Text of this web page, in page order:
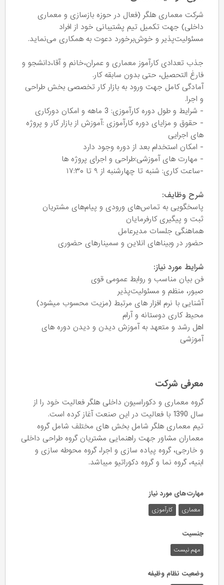
شرکت معماری هلگر (فعال در حوزه بازسازی و معماری
داخلی) جهت تکمیل تیم پشتیبانی خود از افراد
مسئولیت‌پذیر و خوش‌برخورد دعوت به همکاری می‌نماید.
جذب تعدادی کارآموز معماری و عمران،خانم و آقا،دانشجو و
فارغ التحصیل، حتی بدون سابقه کار.
آمادگی کامل جهت ورود به بازار کار تخصصی بخش طراحی
و اجرا.
- شرایط و طول دوره کارآموزی: 3 ماهه و امکان دورکاری
- حقوق و مزایای دوره کارآموزی :آموزش از بازار کار و پروژه
های اجرایی
- امکان استخدام بعد از دوره وجود دارد
- مهارت های آموزشی:طراحی و اجرای پروژه ها
-ساعت کاری: شنبه تا چهارشنبه از ۹ تا ۱۷:۳۰
شرح وظایف:
پاسخگویی به تماس‌های ورودی و پیام‌های مشتریان
ثبت و پیگیری کارفرمایان
هماهنگی جلسات مدیرعامل
حضور در وبیناهای انلاین و سمینارهای حضوری
شرایط مورد نیاز:
فن بیان مناسب و روابط عمومی قوی
صبور، منظم و مسئولیت‌پذیر
آشنایی با نرم افزار های مرتبط (مزیت محسوب میشود)
محیط کاری دوستانه و آرام
اهل رشد و متعهد به آموزش دیدن و دیدن دوره های
آموزشی
معرفی شرکت
گروه معماری و دکوراسیون داخلی هلگر فعالیت خود را از
سال 1390 با فعالیت در این صنعت آغاز کرده است.
تیم معماری هلگر شامل بخش های مختلف شامل گروه
معماران مشاور جهت راهنمایی مشتریان گروه طراحی داخلی
و خارجی، گروه پیاده سازی و اجرا، گروه محوطه سازی و
ابنیه، گروه نما و گروه دکوراتیو میباشد.
مهارت‌های مورد نیاز
معماری کارآموزی
جنسیت
مهم نیست
وضعیت نظام وظیفه